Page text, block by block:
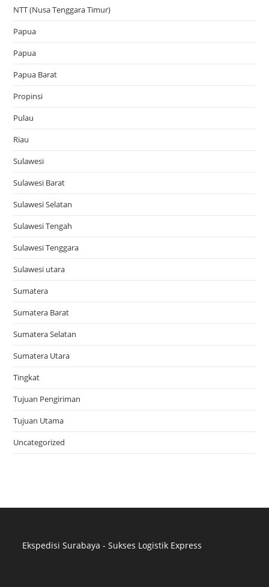
NTT (Nusa Tenggara Timur)
Papua
Papua
Papua Barat
Propinsi
Pulau
Riau
Sulawesi
Sulawesi Barat
Sulawesi Selatan
Sulawesi Tengah
Sulawesi Tenggara
Sulawesi utara
Sumatera
Sumatera Barat
Sumatera Selatan
Sumatera Utara
Tingkat
Tujuan Pengiriman
Tujuan Utama
Uncategorized
Ekspedisi Surabaya - Sukses Logistik Express